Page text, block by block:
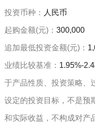
投资币种： 人民币
起购金额(元)： 300,000
追加最低投资金额(元)：
业绩比较基准： 1.95%-
于产品性质、投资策略、
设定的投资目标，不是预
和实际收益，不构成对产